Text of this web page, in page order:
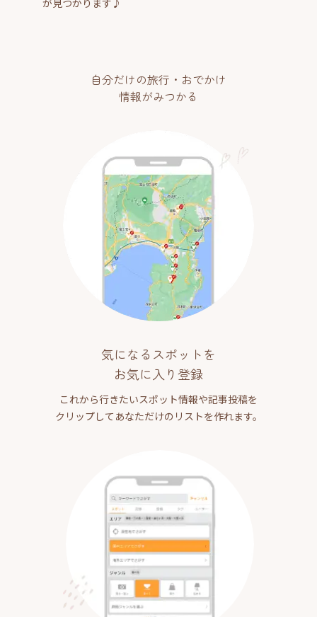
自分だけの旅行・おでかけ
情報がみつかる
気になるスポットを
お気に入り登録
これから行きたいスポット情報や記事投稿を
クリップしてあなただけのリストを作れます。